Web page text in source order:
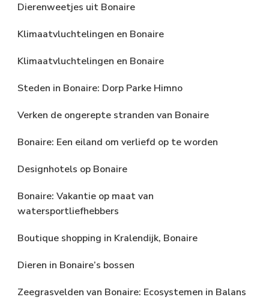
Dierenweetjes uit Bonaire
Klimaatvluchtelingen en Bonaire
Klimaatvluchtelingen en Bonaire
Steden in Bonaire: Dorp Parke Himno
Verken de ongerepte stranden van Bonaire
Bonaire: Een eiland om verliefd op te worden
Designhotels op Bonaire
Bonaire: Vakantie op maat van
watersportliefhebbers
Boutique shopping in Kralendijk, Bonaire
Dieren in Bonaire’s bossen
Zeegrasvelden van Bonaire: Ecosystemen in Balans